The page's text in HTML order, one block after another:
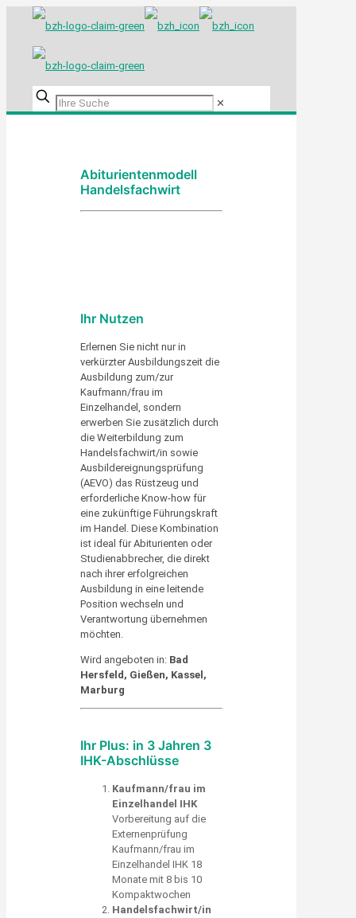
✕
Abiturientenmodell
Handelsfachwirt
Ihr Nutzen
Erlernen Sie nicht nur in
verkürzter Ausbildungszeit die
Ausbildung zum/zur
Kaufmann/frau im
Einzelhandel, sondern
erwerben Sie zusätzlich durch
die Weiterbildung zum
Handelsfachwirt/in sowie
Ausbildereignungsprüfung
(AEVO) das Rüstzeug und
erforderliche Know-how für
eine zukünftige Führungskraft
im Handel. Diese Kombination
ist ideal für Abiturienten oder
Studienabbrecher, die direkt
nach ihrer erfolgreichen
Ausbildung in eine leitende
Position wechseln und
Verantwortung übernehmen
möchten.
Wird angeboten in: Bad
Hersfeld, Gießen, Kassel,
Marburg
Ihr Plus: in 3 Jahren 3
IHK-Abschlüsse
Kaufmann/frau im
Einzelhandel IHK
Vorbereitung auf die
Externenprüfung
Kaufmann/frau im
Einzelhandel IHK 18
Monate mit 8 bis 10
Kompaktwochen
Handelsfachwirt/in